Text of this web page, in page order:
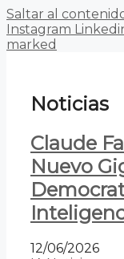
Saltar al
Instagram
marked
Noticias
Claude
Nuevo
12/06/2026